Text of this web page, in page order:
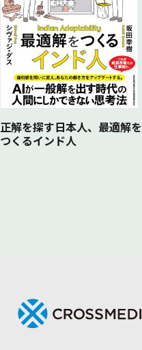
正解を探す日本人、最適解を
つくるインド人